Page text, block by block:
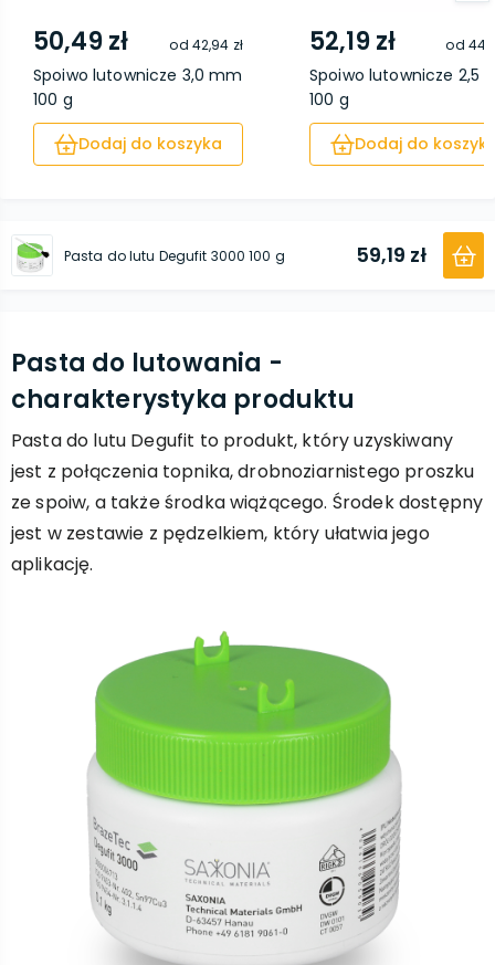
50,49 zł od 42,94 zł
Spoiwo lutownicze 3,0 mm
100 g
Dodaj do koszyka
52,19 zł od
Spoiwo lutownicze 2,5
100 g
Dodaj do
Pasta do lutu Degufit 3000 100 g 59,19 zł
Pasta do lutowania -
charakterystyka produktu
Pasta do lutu Degufit to produkt, który uzyskiwany
jest z połączenia topnika, drobnoziarnistego proszku
ze spoiw, a także środka wiążącego. Środek dostępny
jest w zestawie z pędzelkiem, który ułatwia jego
aplikację.